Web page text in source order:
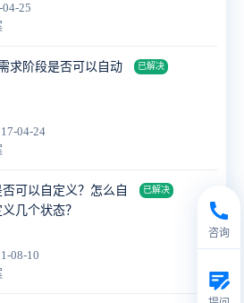
25
求阶段是否可以自动
已解决
04-24
可以自定义？怎么自
几个状态？
已解决
08-10
咨询